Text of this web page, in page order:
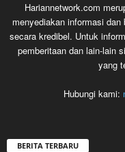
Hariannetwork.com
menyediakan informasi
secara kredibel. Untuk
pemberitaan dan lain-lain
yang
Hubungi kami:
BERITA TERBARU